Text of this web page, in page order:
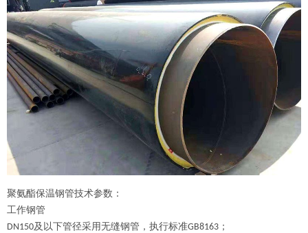
聚氨酯保温钢管技术参数：
工作钢管
DN150及以下管径采用无缝钢管，执行标准GB8163 ；